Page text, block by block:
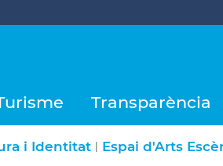
Transparència
i Identitat | Espai d'Arts